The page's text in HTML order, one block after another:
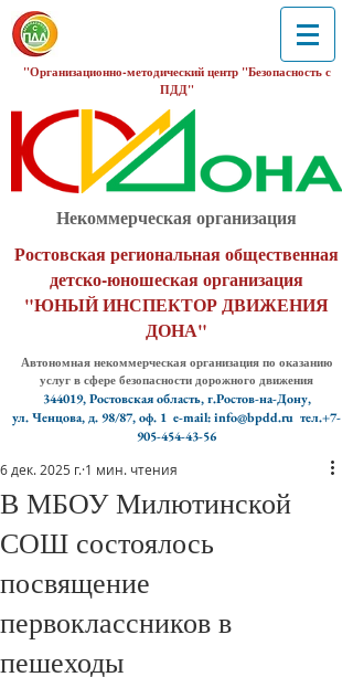
"Организационно-методический центр "Безопасность с
ПДД"
Некоммерческая организация
Ростовская региональная общественная
детско-юношеская организация
"ЮНЫЙ ИНСПЕКТОР ДВИЖЕНИЯ
ДОНА"
Автономная некоммерческая организация по оказанию
услуг в сфере безопасности дорожного движения
344019, Ростовская область, г.Ростов-на-Дону,
ул. Ченцова, д. 98/87, оф. 1 e-mail: info@bpdd.ru тел.+7-
905-454-43-56
В МБОУ Милютинской
СОШ состоялось
посвящение
первоклассников в
пешеходы
6 дек. 2025 г. 1 мин. чтения